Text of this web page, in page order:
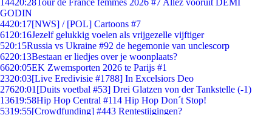
14420:28Tour de France femmes 2026 #7 Allez vooruit DEMI
GODIN
4420:17[NWS] / [POL] Cartoons #7
61 20:16Jezelf gelukkig voelen als vrijgezelle vijftiger
520:15Russia vs Ukraine #92 de hegemonie van unclescorp
6220:13Bestaan er liedjes over je woonplaats?
6620:05EK Zwemsporten 2026 te Parijs #1
2320:03[Live Eredivisie #1788] In Excelsiors Deo
27620:01 [Duits voetbal #53] Drei Glatzen von der Tankstelle (-1)
13619:58Hip Hop Central #114 Hip Hop Don´t Stop!
5319:55[Crowdfunding] #443 Rentestijgingen?